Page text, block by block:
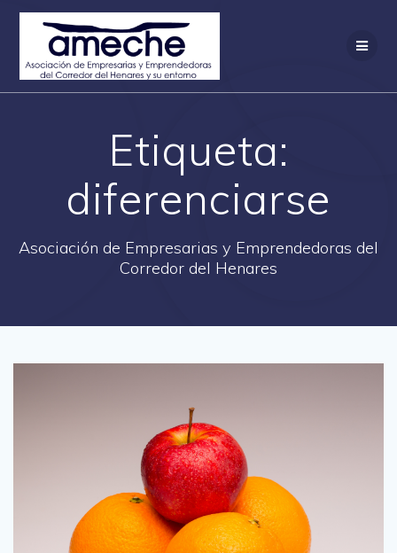
Saltar
Etiqueta:
diferenciarse
Asociación de Empresarias y Emprendedoras del
Corredor del Henares